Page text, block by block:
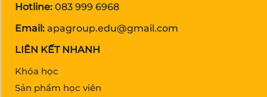
Hotline: 083 999 6968
Email: apagroup.edu@gmail.com
LIÊN KẾT NHANH
Khóa học
Sản phẩm học viên